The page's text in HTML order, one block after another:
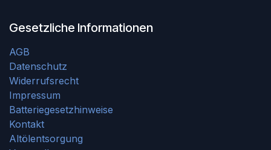
Gesetzliche Informationen
AGB
Datenschutz
Widerrufsrecht
Impressum
Batteriegesetzhinweise
Kontakt
Altölentsorgung